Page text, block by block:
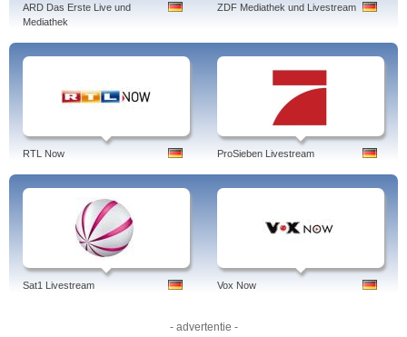
(um 19.00 Uhr), sowie das österreichische Nachrichtenmagazin Zeit im
Bild (um 22.00 Uhr) und zeitversetzt das Schweizer Magazin "10vor10"
(um 0:00 Uhr).
Foyer - das Theatermagazin, 3Satbörse, Bilder aus Deutschland/Österreich/der
Schweiz, Neues… die Computershow, vivo - das Servicemagazin
Weitere Programme von 3Sat:
3Sat zeigt häufig Magazine, die von den jeweiligen Landessendern
übernommen werden und per Fernseher oder Streaming im Internet
auch in den Nachbarländern gesehen werden können, z.B. die
Schweizer "Rundschau" und das Magazin "Schweizweit" oder die
österreichische Talkshow "Club 2" des ORF.
Scobel, das neue Wissenschaftsmagazin
Makro, ein Magazin, das politische und gesellschaftliche Themen aus
aller Welt aufgreift und diskutiert
Aktuelle Ratgebersendung wie Kinotipps, Buchzeit und Museumscheck
mit der Vorstellung neuer Filme, Bücher und Ausstellungen
Regisseure, Autoren oder Komponisten widmen, sowie 24-Stunden
ARD Das Erste Live und
Mediathek
ZDF Mediathek und Livestream
RTL Now ProSieben Livestream
Sat1 Livestream Vox Now
- advertentie -